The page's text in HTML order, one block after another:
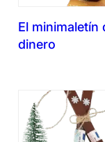
El minimaletín
dinero